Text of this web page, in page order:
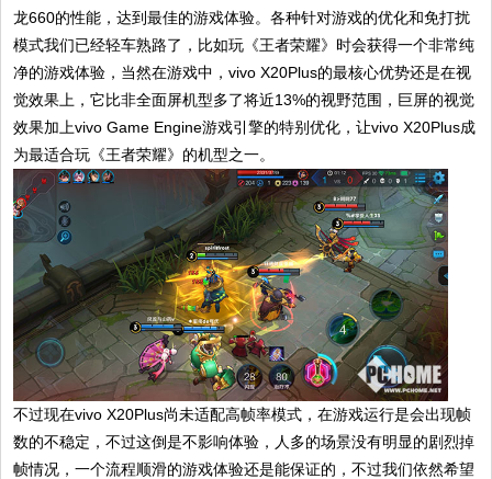
龙660的性能，达到最佳的游戏体验。各种针对游戏的优化和免打扰
模式我们已经轻车熟路了，比如玩《王者荣耀》时会获得一个非常纯
净的游戏体验，当然在游戏中，vivo X20Plus的最核心优势还是在视
觉效果上，它比非全面屏机型多了将近13%的视野范围，巨屏的视觉
效果加上vivo Game Engine游戏引擎的特别优化，让vivo X20Plus成
为最适合玩《王者荣耀》的机型之一。
不过现在vivo X20Plus尚未适配高帧率模式，在游戏运行是会出现帧
数的不稳定，不过这倒是不影响体验，人多的场景没有明显的剧烈掉
帧情况，一个流程顺滑的游戏体验还是能保证的，不过我们依然希望